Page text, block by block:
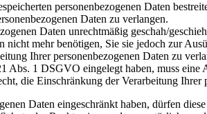
personenbezogenen Daten
Daten zu verlangen.
Daten unrechtmäßig geschah/
nicht mehr benötigen, Sie sie jedoch zur
Ihrer personenbezogenen Daten zu
Abs. 1 DSGVO eingelegt haben, muss
die Einschränkung der Verarbeitung Ihrer
Daten eingeschränkt haben, dürfen